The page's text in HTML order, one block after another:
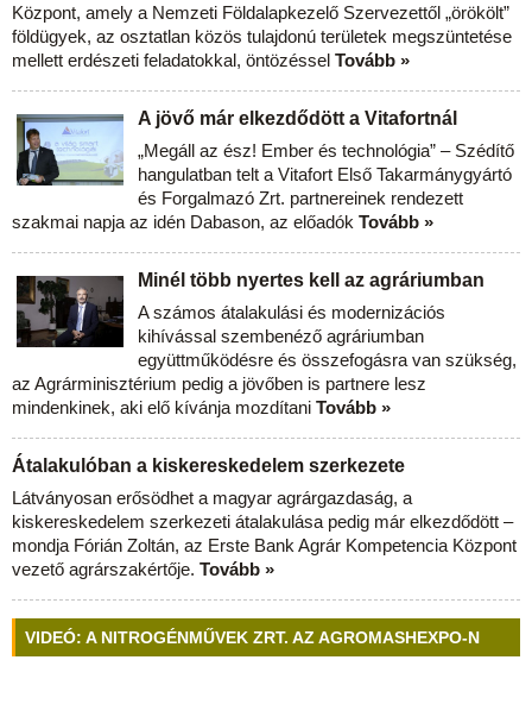
Központ, amely a Nemzeti Földalapkezelő Szervezettől „örökölt”
földügyek, az osztatlan közös tulajdonú területek megszüntetése
mellett erdészeti feladatokkal, öntözéssel Tovább »
A jövő már elkezdődött a Vitafortnál
„Megáll az ész! Ember és technológia” – Szédítő
hangulatban telt a Vitafort Első Takarmánygyártó
és Forgalmazó Zrt. partnereinek rendezett
szakmai napja az idén Dabason, az előadók Tovább »
Minél több nyertes kell az agráriumban
A számos átalakulási és modernizációs
kihívással szembenéző agráriumban
együttműködésre és összefogásra van szükség,
az Agrárminisztérium pedig a jövőben is partnere lesz
mindenkinek, aki elő kívánja mozdítani Tovább »
Átalakulóban a kiskereskedelem szerkezete
Látványosan erősödhet a magyar agrárgazdaság, a
kiskereskedelem szerkezeti átalakulása pedig már elkezdődött –
mondja Fórián Zoltán, az Erste Bank Agrár Kompetencia Központ
vezető agrárszakértője. Tovább »
VIDEÓ: A NITROGÉNMŰVEK ZRT. AZ AGROMASHEXPO-N